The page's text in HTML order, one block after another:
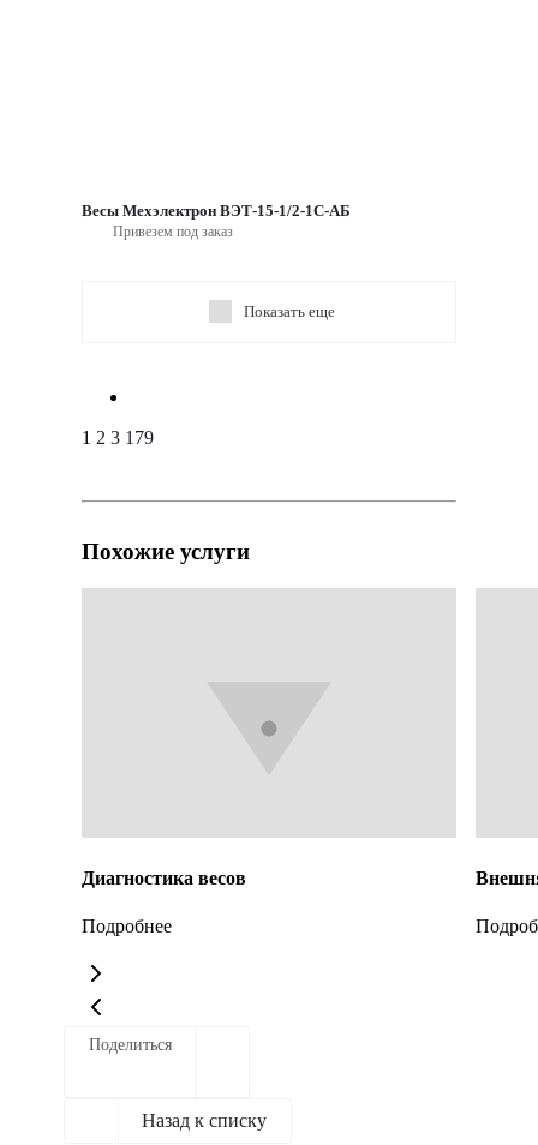
Весы Мехэлектрон ВЭТ-15-1/2-1С-АБ
Привезем под заказ
Показать еще
1 2 3 179
Похожие услуги
Диагностика весов
Подробнее
Поделиться
Назад к списку